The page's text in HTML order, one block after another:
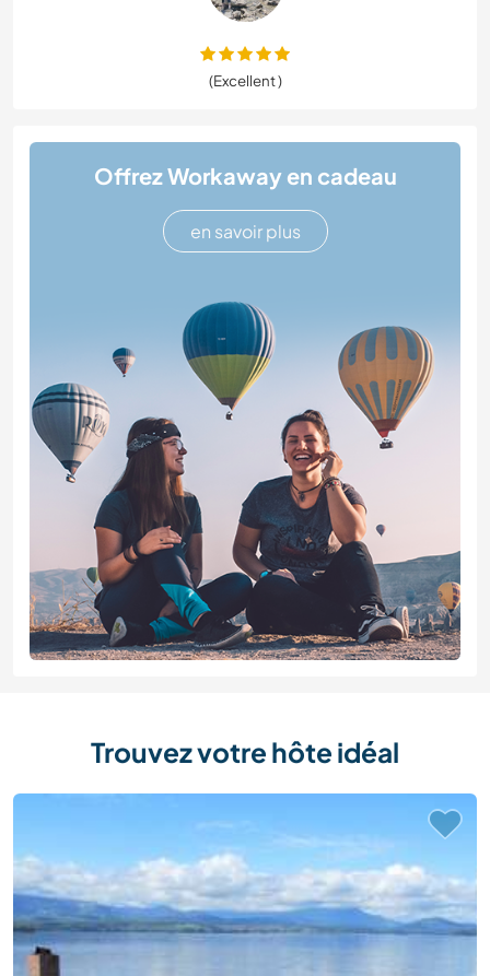
(Excellent )
Offrez Workaway en cadeau
en savoir plus
Trouvez votre hôte idéal